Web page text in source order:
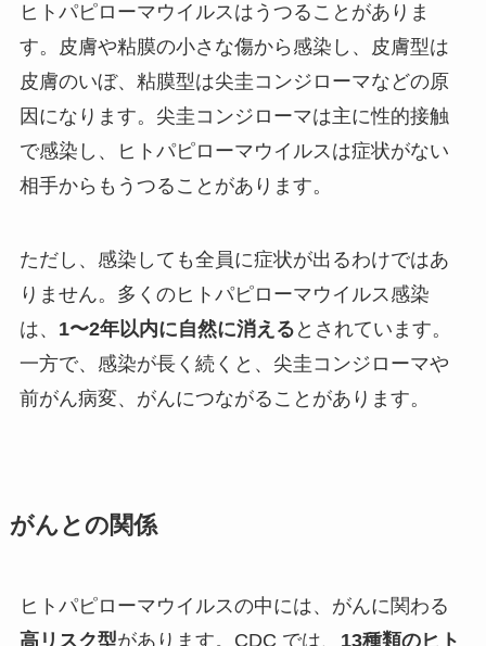
ヒトパピローマウイルスはうつることがありま
す。皮膚や粘膜の小さな傷から感染し、皮膚型は
皮膚のいぼ、粘膜型は尖圭コンジローマなどの原
因になります。尖圭コンジローマは主に性的接触
で感染し、ヒトパピローマウイルスは症状がない
相手からもうつることがあります。
ただし、感染しても全員に症状が出るわけではあ
りません。多くのヒトパピローマウイルス感染
は、 1〜2年以内に自然に消える とされています。
一方で、感染が長く続くと、尖圭コンジローマや
前がん病変、がんにつながることがあります。
がんとの関係
ヒトパピローマウイルスの中には、がんに関わる
高リスク型があります。CDC では、 13種類のヒト